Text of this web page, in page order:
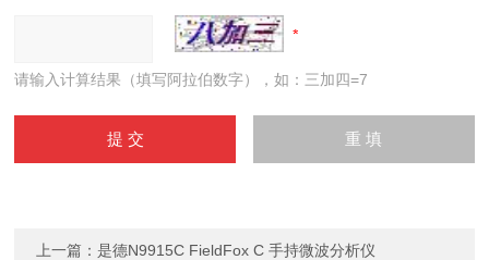
请输入计算结果（填写阿拉伯数字），如：三加四=7
上一篇：是德N9915C FieldFox C 手持微波分析仪